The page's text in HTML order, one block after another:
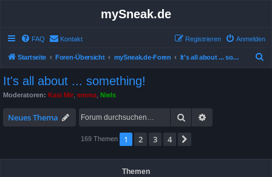
mySneak.de
FAQ Kontakt Anmelden
Registrieren
Startseite Foren-Übersicht mySneak.de-Foren It's all about ... something!
It's all about ... something!
Moderatoren: Kasi Mir emma Niels
Neues Thema Suche
169 Themen 1 2 3 4
Themen